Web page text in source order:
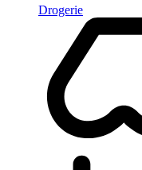
Drogerie